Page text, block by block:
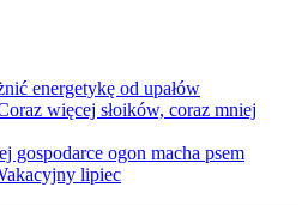
energetykę od upałów
więcej słoików, coraz mniej
gospodarce ogon macha psem
lipiec